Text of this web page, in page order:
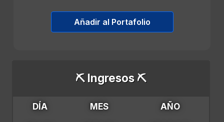
Añadir al Portafolio
⛏️ Ingresos ⛏️
DÍA MES AÑO